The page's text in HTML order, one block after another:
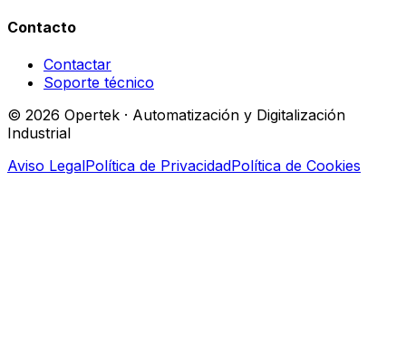
Contacto
Contactar
Soporte técnico
© 2026 Opertek · Automatización y Digitalización
Industrial
Aviso LegalPolítica de PrivacidadPolítica de Cookies